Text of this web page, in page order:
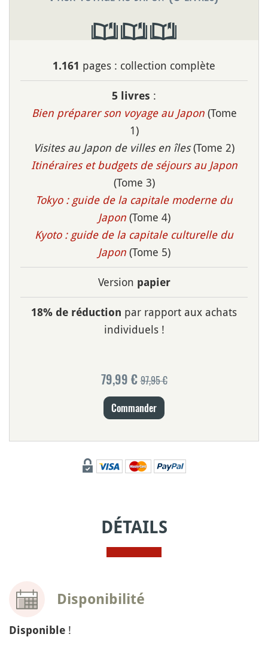
1.161 pages : collection complète
5 livres :
Bien préparer son voyage au Japon(Tome
1)
Visites au Japon de villes en îles(Tome 2)
Itinéraires et budgets de séjours au Japon
(Tome 3)
Tokyo : guide de la capitale moderne du
Japon(Tome 4)
Kyoto : guide de la capitale culturelle du
Japon(Tome 5)
Version papier
18% de réduction par rapport aux achats
individuels !
79,99 €97,95 €
Commander
DÉTAILS
Disponibilité
Disponible !